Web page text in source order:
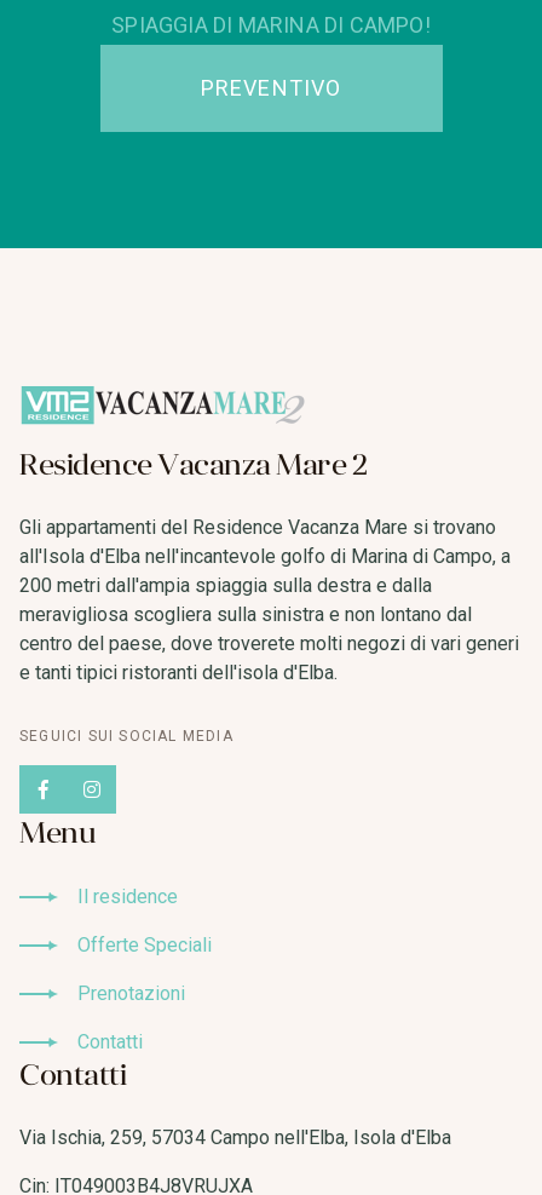
SPIAGGIA DI MARINA DI CAMPO!
PREVENTIVO
Residence Vacanza Mare 2
Gli appartamenti del Residence Vacanza Mare si trovano
all'Isola d'Elba nell'incantevole golfo di Marina di Campo, a
200 metri dall'ampia spiaggia sulla destra e dalla
meravigliosa scogliera sulla sinistra e non lontano dal
centro del paese, dove troverete molti negozi di vari generi
e tanti tipici ristoranti dell'isola d'Elba.
SEGUICI SUI SOCIAL MEDIA
Menu
Il residence
Il residence
Offerte Speciali
Offerte Speciali
Prenotazioni
Prenotazioni
Contatti
Contatti
Contatti
Via Ischia, 259, 57034 Campo nell'Elba, Isola d'Elba
Cin: IT049003B4J8VRUJXA